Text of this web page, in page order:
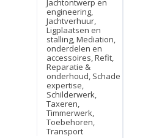
Jachtontwerp en
engineering,
Jachtverhuur,
Ligplaatsen en
stalling, Mediation,
onderdelen en
accessoires, Refit,
Reparatie &
onderhoud, Schade
expertise,
Schilderwerk,
Taxeren,
Timmerwerk,
Toebehoren,
Transport